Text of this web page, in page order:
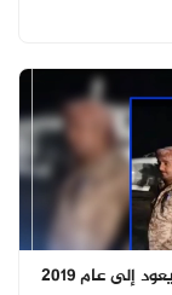
عام 2019